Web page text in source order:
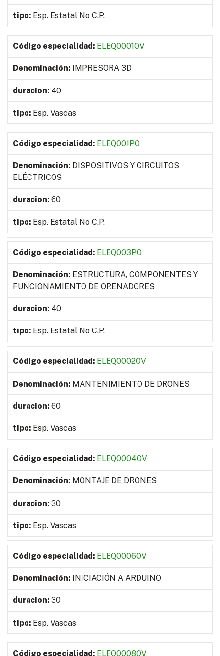
Esp. Estatal No C.P.
ELEQ0001OV
IMPRESORA 3D
40
Esp. Vascas
ELEQ001PO
DISPOSITIVOS Y CIRCUITOS
ELÉCTRICOS
60
Esp. Estatal No C.P.
ELEQ003PO
ESTRUCTURA, COMPONENTES Y
FUNCIONAMIENTO DE ORENADORES
40
Esp. Estatal No C.P.
ELEQ0002OV
MANTENIMIENTO DE DRONES
60
Esp. Vascas
ELEQ0004OV
MONTAJE DE DRONES
30
Esp. Vascas
ELEQ0006OV
INICIACIÓN A ARDUINO
30
Esp. Vascas
ELEQ0008OV